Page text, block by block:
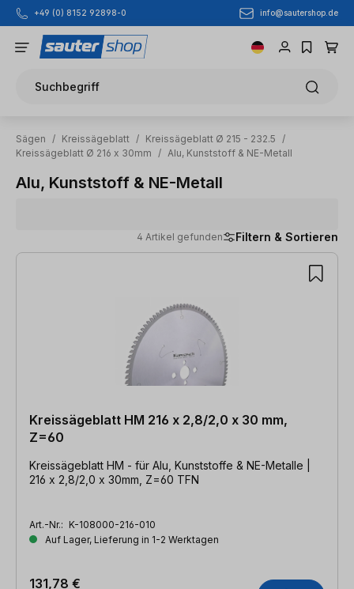
Zum Hauptinhalt springen
+49 (0) 8152 92898-0 info@sautershop.de
Suchbegriff
Sägen / Kreissägeblatt / Kreissägeblatt Ø 215 - 232.5
/
Kreissägeblatt Ø 216 x 30mm
/ Alu, Kunststoff & NE-Metall
Alu, Kunststoff & NE-Metall
4 Artikel gefunden Filtern & Sortieren
4 Artikel gefunden
Kreissägeblatt HM 216 x 2,8/2,0 x 30 mm,
Z=60
Kreissägeblatt HM - für Alu, Kunststoffe & NE-Metalle |
216 x 2,8/2,0 x 30mm, Z=60 TFN
Art.-Nr.: K-108000-216-010
Auf Lager, Lieferung in 1-2 Werktagen
131,78 €